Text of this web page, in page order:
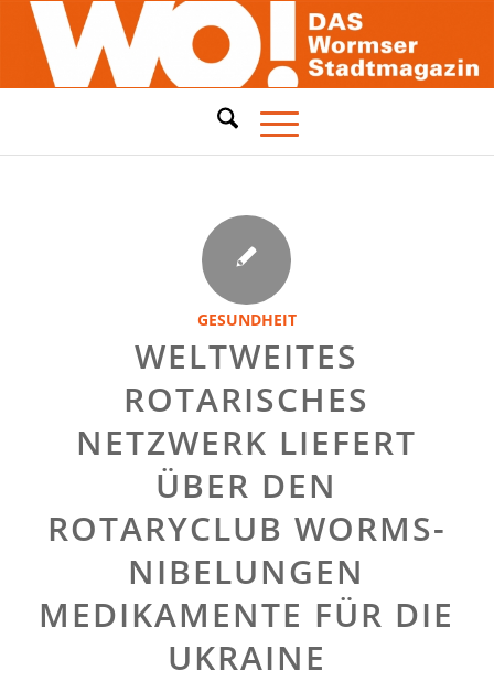
GESUNDHEIT
WELTWEITES
ROTARISCHES
NETZWERK LIEFERT
ÜBER DEN
ROTARYCLUB WORMS-
NIBELUNGEN
MEDIKAMENTE FÜR DIE
UKRAINE